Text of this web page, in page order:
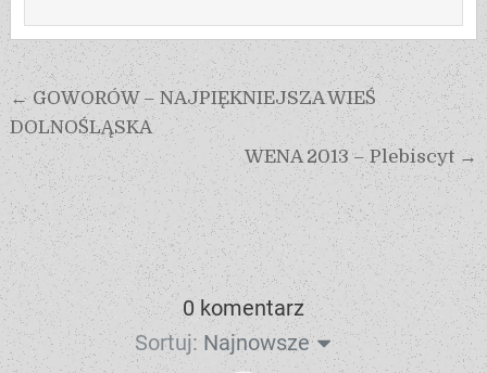
← GOWORÓW – NAJPIĘKNIEJSZA WIEŚ
DOLNOŚLĄSKA
WENA 2013 – Plebiscyt →
0 komentarz
Sortuj: Najnowsze